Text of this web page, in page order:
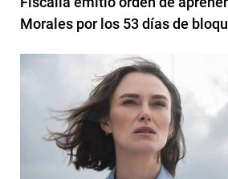
Morales por los 53 días de